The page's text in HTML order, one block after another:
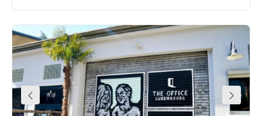
Gehminuten von der Place d'Armes im Zentrum der Stadt.
Die Bushaltestelle mit Anbindung zum Stadtzentrum und
dem Flughafen ist nur 80 Meter vom Geschäftsstandort
entfernt.